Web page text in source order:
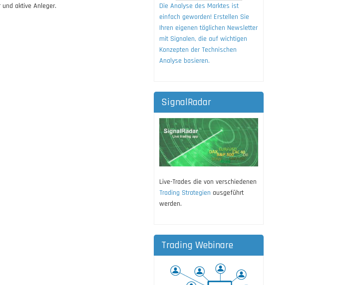
aktive Anleger.
Die Analyse des Marktes ist
einfach geworden! Erstellen Sie
Ihren eigenen täglichen Newsletter
mit Signalen, die auf wichtigen
Konzepten der Technischen
Analyse basieren.
SignalRadar
Live-Trades die von verschiedenen
Trading Strategien ausgeführt
werden.
Trading Webinare